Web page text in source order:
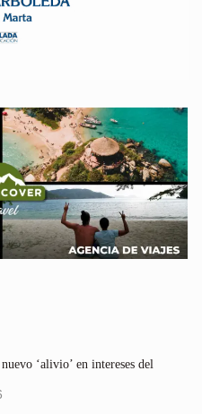
‘alivio’ en intereses del